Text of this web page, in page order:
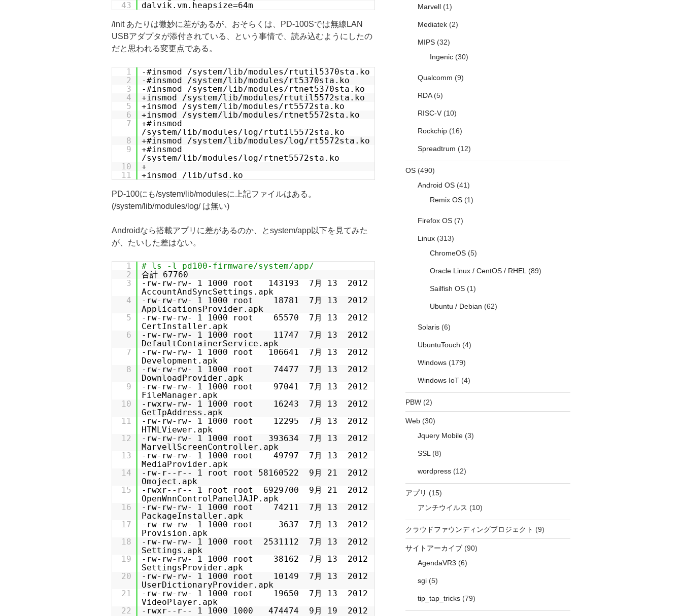
43
dalvik.vm.heapsize=64m
/init あたりは微妙に差があるが、おそらくは、PD-100Sでは無線LAN
USBアダプタが添付されている、という事情で、読み込むようにしたの
だと思われる変更点である。
1
-#insmod /system/lib/modules/rtutil5370sta.ko
2
-#insmod /system/lib/modules/rt5370sta.ko
3
-#insmod /system/lib/modules/rtnet5370sta.ko
4
+insmod /system/lib/modules/rtutil5572sta.ko
5
+insmod /system/lib/modules/rt5572sta.ko
6
+insmod /system/lib/modules/rtnet5572sta.ko
7
+#insmod
/system/lib/modules/log/rtutil5572sta.ko
8
+#insmod /system/lib/modules/log/rt5572sta.ko
9
+#insmod
/system/lib/modules/log/rtnet5572sta.ko
10
+
11
+insmod /lib/ufsd.ko
PD-100にも/system/lib/modulesに上記ファイルはある。
(/system/lib/modules/log/ は無い)
Androidなら搭載アプリに差があるのか、とsystem/app以下を見てみた
が、たいした差はない。
1
# ls -l pd100-firmware/system/app/
2
合計 67760
3
-rw-rw-rw- 1 1000 root 143193 7月 13 2012
AccountAndSyncSettings.apk
4
-rw-rw-rw- 1 1000 root 18781 7月 13 2012
ApplicationsProvider.apk
5
-rw-rw-rw- 1 1000 root 65570 7月 13 2012
CertInstaller.apk
6
-rw-rw-rw- 1 1000 root 11747 7月 13 2012
DefaultContainerService.apk
7
-rw-rw-rw- 1 1000 root 106641 7月 13 2012
Development.apk
8
-rw-rw-rw- 1 1000 root 74477 7月 13 2012
DownloadProvider.apk
9
-rw-rw-rw- 1 1000 root 97041 7月 13 2012
FileManager.apk
10
-rwxrw-rw- 1 1000 root 16243 7月 13 2012
GetIpAddress.apk
11
-rw-rw-rw- 1 1000 root 12295 7月 13 2012
HTMLViewer.apk
12
-rw-rw-rw- 1 1000 root 393634 7月 13 2012
MarvellScreenController.apk
13
-rw-rw-rw- 1 1000 root 49797 7月 13 2012
MediaProvider.apk
14
-rw-r--r-- 1 root root 58160522 9月 21 2012
Omoject.apk
15
-rwxr--r-- 1 root root 6929700 9月 21 2012
OpenWnnControlPanelJAJP.apk
16
-rw-rw-rw- 1 1000 root 74211 7月 13 2012
PackageInstaller.apk
17
-rw-rw-rw- 1 1000 root 3637 7月 13 2012
Provision.apk
18
-rw-rw-rw- 1 1000 root 2531112 7月 13 2012
Settings.apk
19
-rw-rw-rw- 1 1000 root 38162 7月 13 2012
SettingsProvider.apk
20
-rw-rw-rw- 1 1000 root 10149 7月 13 2012
UserDictionaryProvider.apk
21
-rw-rw-rw- 1 1000 root 19650 7月 13 2012
VideoPlayer.apk
22
-rwxr--r-- 1 1000 1000 474474 9月 19 2012
Marvell(1)
Mediatek(2)
MIPS(32)
Ingenic(30)
Qualcomm (9)
RDA(5)
RISC-V(10)
Rockchip(16)
Spreadtrum (12)
OS(490)
Android OS(41)
Remix OS(1)
Firefox OS(7)
Linux(313)
ChromeOS(5)
Oracle Linux / CentOS / RHEL(89)
Sailfish OS(1)
Ubuntu / Debian (62)
Solaris(6)
UbuntuTouch (4)
Windows(179)
Windows IoT(4)
PBW(2)
Web(30)
Jquery Mobile(3)
SSL(8)
wordpress(12)
アプリ (15)
アンチウイルス (10)
クラウドファウンディングプロジェクト (9)
サイトアーカイブ(90)
AgendaVR3 (6)
sgi(5)
tip_tap_tricks(79)